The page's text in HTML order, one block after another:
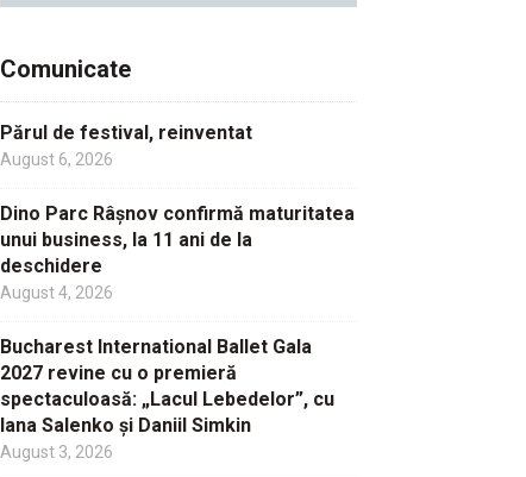
Comunicate
Părul de festival, reinventat
August 6, 2026
Dino Parc Râșnov confirmă maturitatea
unui business, la 11 ani de la
deschidere
August 4, 2026
Bucharest International Ballet Gala
2027 revine cu o premieră
spectaculoasă: „Lacul Lebedelor”, cu
Iana Salenko și Daniil Simkin
August 3, 2026